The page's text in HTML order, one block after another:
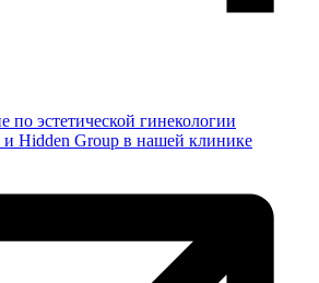
по эстетической гинекологии
Hidden Group в нашей клинике